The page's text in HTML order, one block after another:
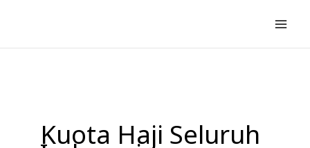
konten
Kuota Haji Seluruh